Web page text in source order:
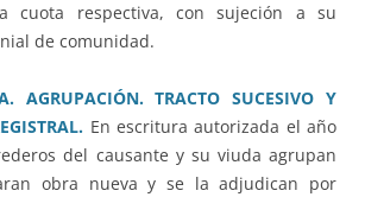
cuota respectiva, con sujeción a su
de comunidad.
AGRUPACIÓN. TRACTO SUCESIVO Y
En escritura autorizada el año
del causante y su viuda agrupan
obra nueva y se la adjudican por